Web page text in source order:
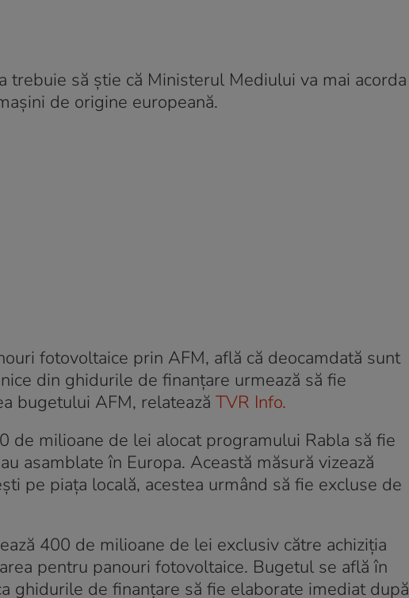
trebuie să știe că Ministerul Mediului va mai acorda
de origine europeană.
fotovoltaice prin AFM, află că deocamdată sunt
din ghidurile de finanțare urmează să fie
bugetului AFM, relatează TVR Info.
milioane de lei alocat programului Rabla să fie
asamblate în Europa. Această măsură vizează
pe piața locală, acestea urmând să fie excluse de
400 de milioane de lei exclusiv către achiziția
pentru panouri fotovoltaice. Bugetul se află în
ghidurile de finanțare să fie elaborate imediat după